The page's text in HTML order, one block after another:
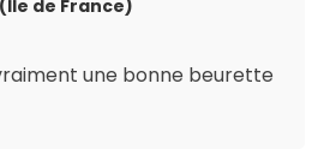
(Ile de France)
une bonne beurette